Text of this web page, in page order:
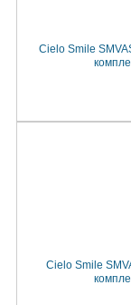
Cielo Smile
Cielo Smile